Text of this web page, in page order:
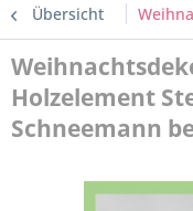
Übersicht
Holzelement
Schneemann